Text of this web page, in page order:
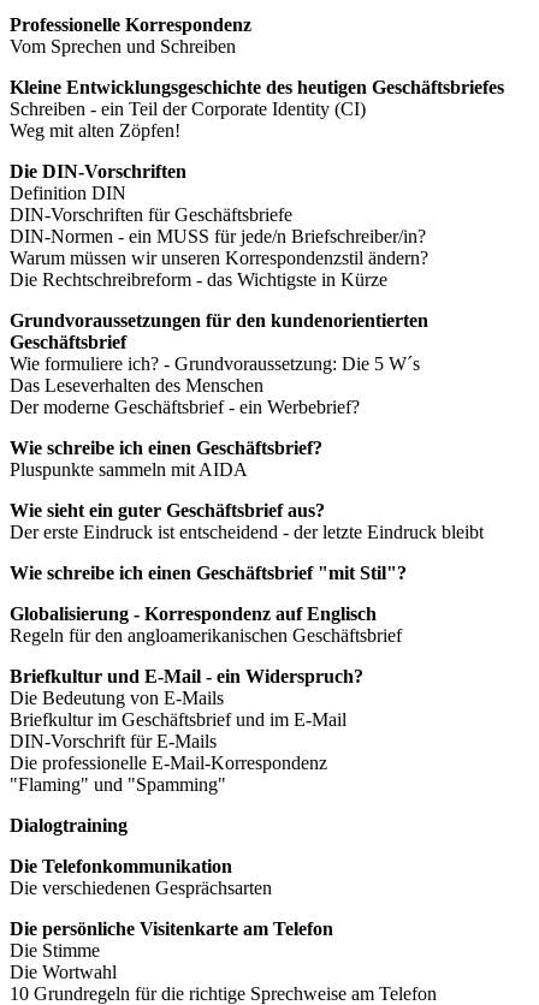
Professionelle Korrespondenz
Vom Sprechen und Schreiben
Kleine Entwicklungsgeschichte des heutigen Geschäftsbriefes
Schreiben - ein Teil der Corporate Identity (CI)
Weg mit alten Zöpfen!
Die DIN-Vorschriften
Definition DIN
DIN-Vorschriften für Geschäftsbriefe
DIN-Normen - ein MUSS für jede/n Briefschreiber/in?
Warum müssen wir unseren Korrespondenzstil ändern?
Die Rechtschreibreform - das Wichtigste in Kürze
Grundvoraussetzungen für den kundenorientierten
Geschäftsbrief
Wie formuliere ich? - Grundvoraussetzung: Die 5 W´s
Das Leseverhalten des Menschen
Der moderne Geschäftsbrief - ein Werbebrief?
Wie schreibe ich einen Geschäftsbrief?
Pluspunkte sammeln mit AIDA
Wie sieht ein guter Geschäftsbrief aus?
Der erste Eindruck ist entscheidend - der letzte Eindruck bleibt
Wie schreibe ich einen Geschäftsbrief "mit Stil"?
Globalisierung - Korrespondenz auf Englisch
Regeln für den angloamerikanischen Geschäftsbrief
Briefkultur und E-Mail - ein Widerspruch?
Die Bedeutung von E-Mails
Briefkultur im Geschäftsbrief und im E-Mail
DIN-Vorschrift für E-Mails
Die professionelle E-Mail-Korrespondenz
"Flaming" und "Spamming"
Dialogtraining
Die Telefonkommunikation
Die verschiedenen Gesprächsarten
Die persönliche Visitenkarte am Telefon
Die Stimme
Die Wortwahl
10 Grundregeln für die richtige Sprechweise am Telefon